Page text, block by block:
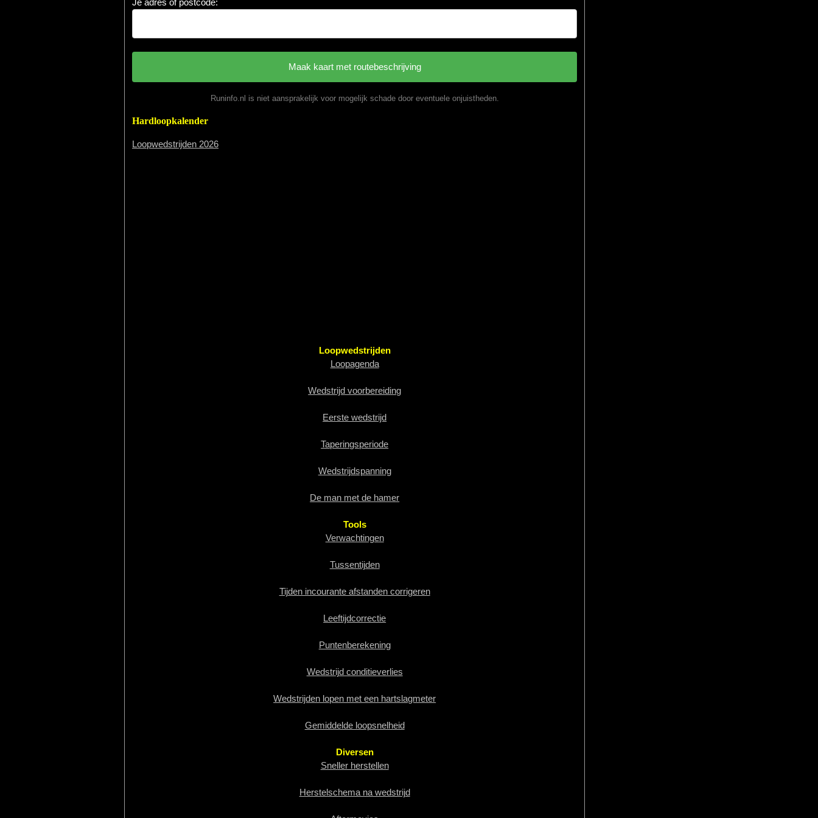
Runinfo.nl is niet aansprakelijk voor mogelijk schade door eventuele onjuistheden.
Hardloopkalender
Loopwedstrijden 2026
Loopwedstrijden
Loopagenda
Wedstrijd voorbereiding
Eerste wedstrijd
Taperingsperiode
Wedstrijdspanning
De man met de hamer
Tools
Verwachtingen
Tussentijden
Tijden incourante afstanden corrigeren
Leeftijdcorrectie
Puntenberekening
Wedstrijd conditieverlies
Wedstrijden lopen met een hartslagmeter
Gemiddelde loopsnelheid
Diversen
Sneller herstellen
Herstelschema na wedstrijd